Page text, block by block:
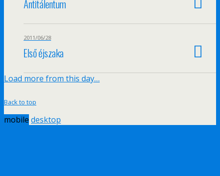
Antitálentum
2011/06/28
Első éjszaka
Load more from this day…
Back to top
mobile desktop